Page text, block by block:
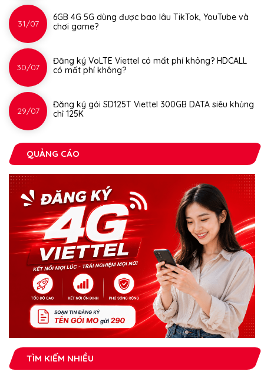
31/07
6GB 4G 5G dùng được bao lâu TikTok, YouTube và
chơi game?
30/07
Đăng ký VoLTE Viettel có mất phí không? HDCALL
có mất phí không?
29/07
Đăng ký gói SD125T Viettel 300GB DATA siêu khủng
chỉ 125K
QUẢNG CÁO
TÌM KIẾM NHIỀU